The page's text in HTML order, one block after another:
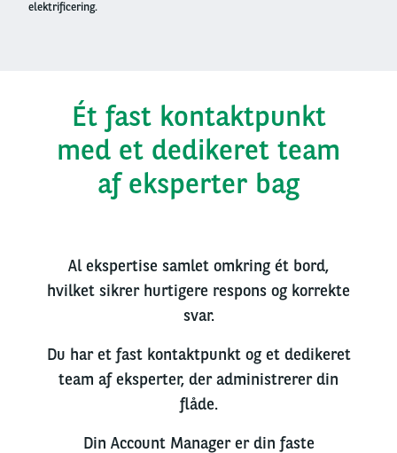
elektrificering.
Ét fast kontaktpunkt
med et dedikeret team
af eksperter bag
Alekspertise samlet omkring ét bord,
hvilket sikrer hurtigere respons og korrekte
svar.
Du haret fast kontaktpunkt oget dedikeret
team af eksperter, deradministrererdin
flåde.
Din Account Manager er din faste